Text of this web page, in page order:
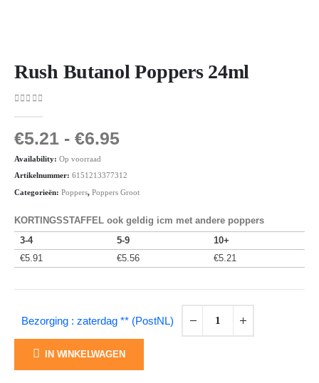
Rush Butanol Poppers 24ml
€5.21 - €6.95
Availability: Op voorraad
Artikelnummer: 6151213377312
Categorieën: Poppers, Poppers Groot
KORTINGSSTAFFEL ook geldig icm met andere poppers
3-4
5-9
10+
€5.91 €5.56 €5.21
Bezorging : zaterdag ** (PostNL)
IN WINKELWAGEN